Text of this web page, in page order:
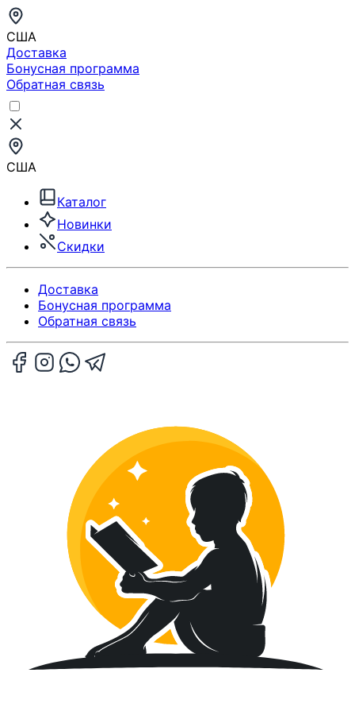
США
Доставка
Бонусная программа
Обратная связь
США
Каталог
Новинки
Скидки
Доставка
Бонусная программа
Обратная связь